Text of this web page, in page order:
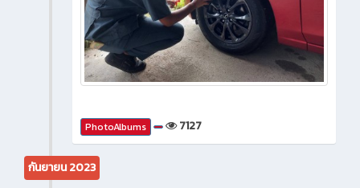
PhotoAlbums 7127
กันยายน 2023